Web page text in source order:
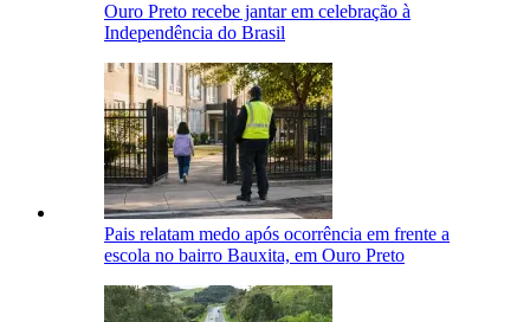
Ouro Preto recebe jantar em celebração à
Independência do Brasil
Pais relatam medo após ocorrência em frente a
escola no bairro Bauxita, em Ouro Preto